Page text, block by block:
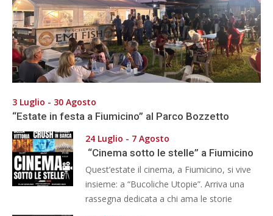
3 Luglio - 30 Agosto
“Estate in festa a Fiumicino” al Parco Bozzetto
24 Luglio - 7 Agosto
“Cinema sotto le stelle” a Fiumicino
Quest’estate il cinema, a Fiumicino, si vive
insieme: a “Bucoliche Utopie”. Arriva una
rassegna dedicata a chi ama le storie